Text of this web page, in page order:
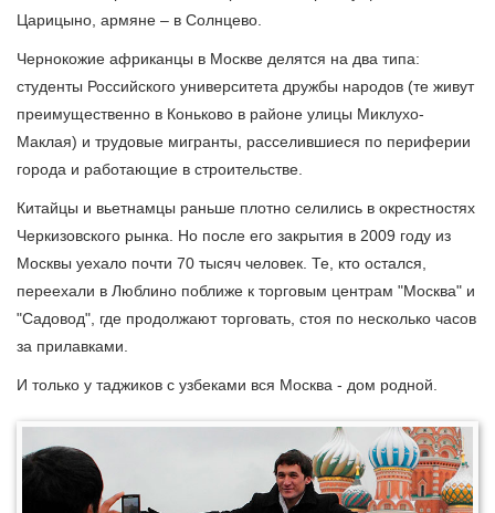
Царицыно, армяне – в Солнцево.
Чернокожие африканцы в Москве делятся на два типа:
студенты Российского университета дружбы народов (те живут
преимущественно в Коньково в районе улицы Миклухо-
Маклая) и трудовые мигранты, расселившиеся по периферии
города и работающие в строительстве.
Китайцы и вьетнамцы раньше плотно селились в окрестностях
Черкизовского рынка. Но после его закрытия в 2009 году из
Москвы уехало почти 70 тысяч человек. Те, кто остался,
переехали в Люблино поближе к торговым центрам "Москва" и
"Садовод", где продолжают торговать, стоя по несколько часов
за прилавками.
И только у таджиков с узбеками вся Москва - дом родной.